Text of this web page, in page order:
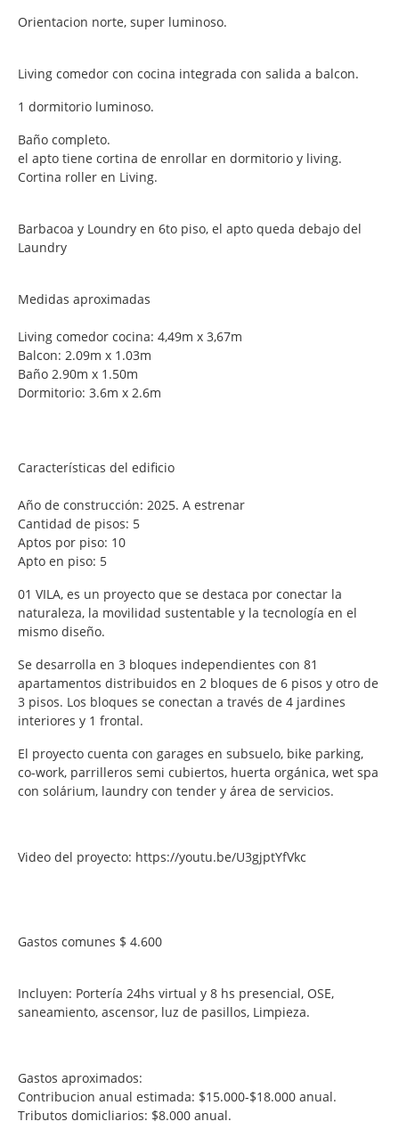
Orientacion norte, super luminoso.
Living comedor con cocina integrada con salida a balcon.
1 dormitorio luminoso.
Baño completo.
el apto tiene cortina de enrollar en dormitorio y living.
Cortina roller en Living.
Barbacoa y Loundry en 6to piso, el apto queda debajo del
Laundry
Medidas aproximadas
Living comedor cocina: 4,49m x 3,67m
Balcon: 2.09m x 1.03m
Baño 2.90m x 1.50m
Dormitorio: 3.6m x 2.6m
Características del edificio
Año de construcción: 2025. A estrenar
Cantidad de pisos: 5
Aptos por piso: 10
Apto en piso: 5
01 VILA, es un proyecto que se destaca por conectar la
naturaleza, la movilidad sustentable y la tecnología en el
mismo diseño.
Se desarrolla en 3 bloques independientes con 81
apartamentos distribuidos en 2 bloques de 6 pisos y otro de
3 pisos. Los bloques se conectan a través de 4 jardines
interiores y 1 frontal.
El proyecto cuenta con garages en subsuelo, bike parking,
co-work, parrilleros semi cubiertos, huerta orgánica, wet spa
con solárium, laundry con tender y área de servicios.
Video del proyecto: https://youtu.be/U3gjptYfVkc
Gastos comunes $ 4.600
Incluyen: Portería 24hs virtual y 8 hs presencial, OSE,
saneamiento, ascensor, luz de pasillos, Limpieza.
Gastos aproximados:
Contribucion anual estimada: $15.000-$18.000 anual.
Tributos domicliarios: $8.000 anual.